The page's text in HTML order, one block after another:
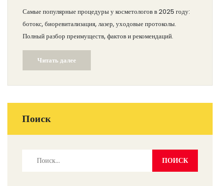
Самые популярные процедуры у косметологов в 2025 году:
ботокс, биоревитализация, лазер, уходовые протоколы.
Полный разбор преимуществ, фактов и рекомендаций.
Читать далее
Поиск